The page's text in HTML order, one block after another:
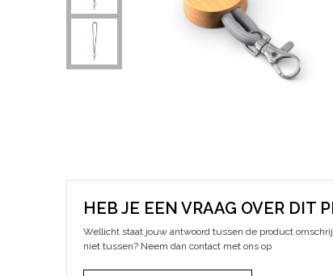
HEB JE EEN VRAAG OVER DIT
Wellicht staat jouw antwoord tussen de product
niet tussen? Neem dan contact met ons op